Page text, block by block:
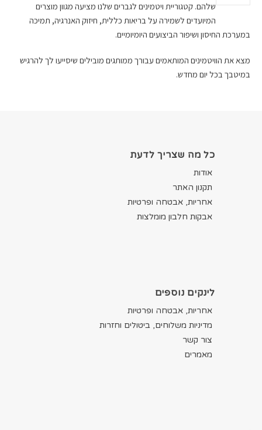
שלהם. קטגוריית ויטמינים לגברים שלנו מציעה מגוון מוצרים
המיועדים לשמירה על בריאות כללית, חיזוק האנרגיה, תמיכה
במערכת החיסון ושיפור הביצועים היומיומיים.
מצא את הוויטמינים המותאמים עבורך ממותגים מובילים שיסייעו לך להרגיש
במיטבך בכל יום מחדש.
כל מה שצריך לדעת
אודות
תקנון האתר
אחריות, אבטחה ופרטיות
אבקות חלבון מומלצות
לינקים נוספים
אחריות, אבטחה ופרטיות
מדיניות משלוחים, ביטולים וחזרות
צור קשר
מאמרים